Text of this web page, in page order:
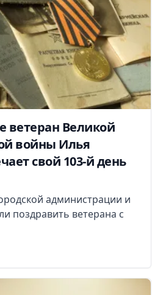
ветеран Великой
войны Илья
свой 103-й день
администрации и
поздравить ветерана с